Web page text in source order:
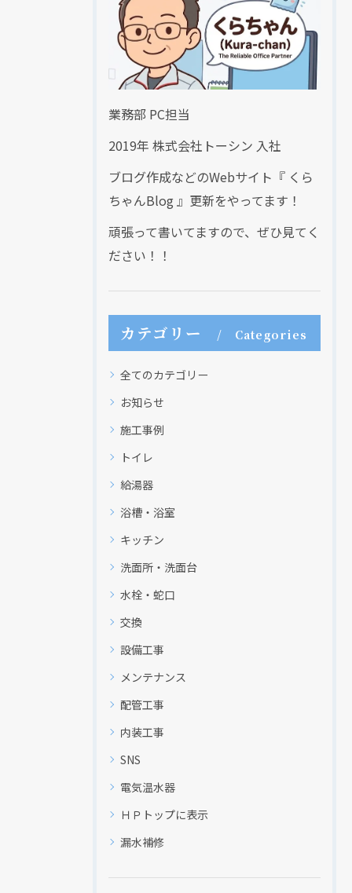
業務部 PC担当
2019年 株式会社トーシン 入社
ブログ作成などのWebサイト『 くら
ちゃんBlog 』更新をやってます！
頑張って書いてますので、ぜひ見てく
ださい！！
カテゴリー Categories
全てのカテゴリー
お知らせ
施工事例
トイレ
給湯器
浴槽・浴室
キッチン
洗面所・洗面台
水栓・蛇口
交換
設備工事
メンテナンス
配管工事
内装工事
SNS
電気温水器
ＨＰトップに表示
漏水補修